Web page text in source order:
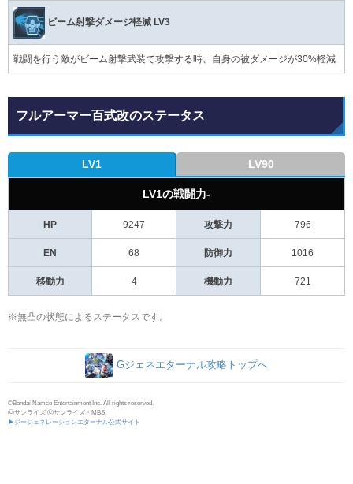
ビーム射撃ダメージ軽減 LV3
戦闘を行う敵がビーム射撃武装で攻撃する時、自身の被ダメージが30%軽減
フルアーマー百式改のステータス
LV1 LV90
LV1の戦闘力-
HP 9247 攻撃力 796
EN 68 防御力 1016
移動力 4 機動力 721
※無凸の状態によるステータスです。
Gジェネエターナル攻略トップへ
©Bandai Namco Entertainment Inc. All rights reserved.
ⓒサンライズ ⓒサンライズ・MBS
▶ジージェネレーションエターナル公式サイト